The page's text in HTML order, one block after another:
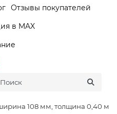
Отзывы покупателей
в MAX
108 мм, толщина 0,40 мм